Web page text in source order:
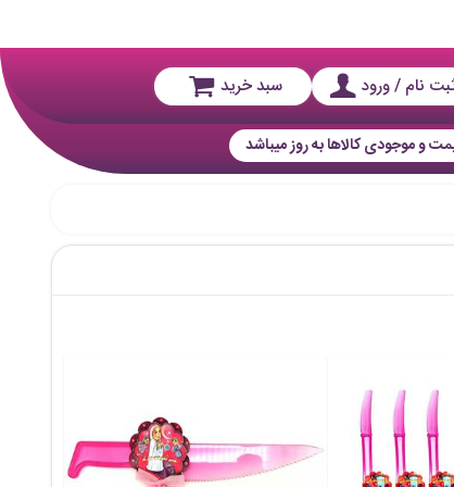
نام / ورود سبد خرید
و موجودی کالاها به روز میباشد